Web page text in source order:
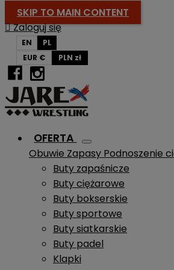
SKIP TO MAIN CONTENT
Zaloguj się
EN
PL
EUR €
PLN zł
OFERTA
Obuwie Zapasy Podnoszenie
Buty zapaśnicze
Buty ciężarowe
Buty bokserskie
Buty sportowe
Buty siatkarskie
Buty padel
Klapki